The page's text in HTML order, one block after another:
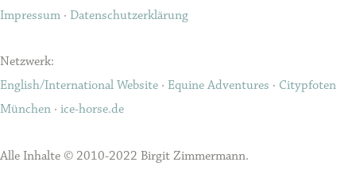
Impressum · Datenschutzerklärung
Netzwerk:
English/International Website · Equine Adventures · Citypfoten
München · ice-horse.de
Alle Inhalte © 2010-2022 Birgit Zimmermann.